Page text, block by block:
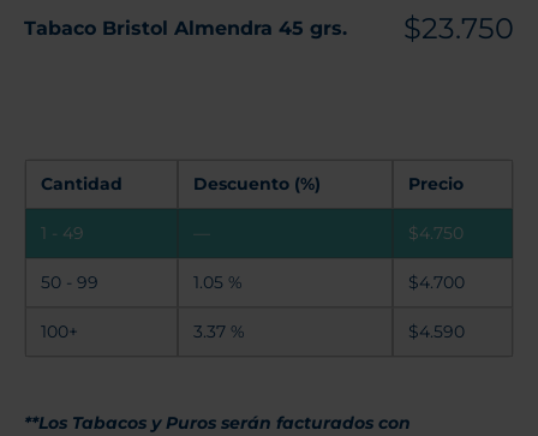
Tabaco Bristol Almendra 45 grs.
$23.750
Cantidad Descuento (%) Precio
1 - 49 — $4.750
50 - 99 1.05 % $4.700
100+ 3.37 % $4.590
**Los Tabacos y Puros serán facturados con